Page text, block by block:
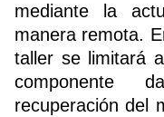
mediante la
manera remota.
taller se limitará
componente
recuperación del